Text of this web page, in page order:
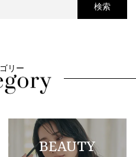
検索
リー
BEAUTY